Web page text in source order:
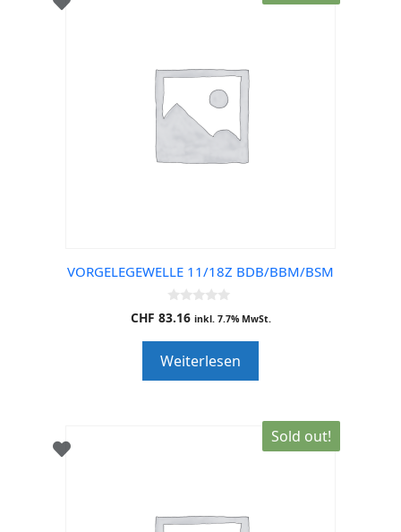
VORGELEGEWELLE 11/18Z BDB/BBM/BSM
0
o
o
f
5
CHF 83.16 inkl. 7.7% MwSt.
Weiterlesen
Sold out!